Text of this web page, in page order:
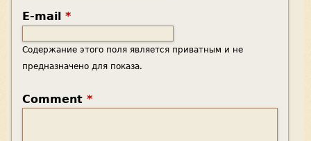
E-mail *
Содержание этого поля является приватным и не
предназначено для показа.
Comment *